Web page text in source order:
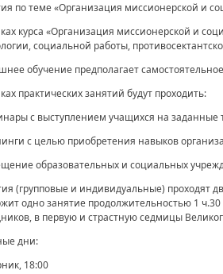
по теме «Организация миссионерской и
курса «Организация миссионерской и
социальной работы,
обучение предполагает
практических занятий будут проходить:
с выступлением учащихся на заданные
с целью приобретения навыков
образовательных и социальных
(групповые и индивидуальные) проходят
одно занятие продолжительностью 1
в первую и страстную седмицы
дни:
18:00